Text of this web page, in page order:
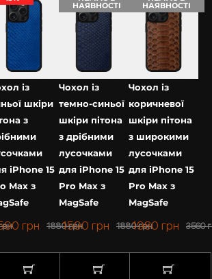
із
шкіри
з
iPhone 15
Max з
1880грн
грн
НАЯВНОСТІ
Чохол із
темно-синьої
шкіри пітона
з дрібними
лусочками
для iPhone 15
Pro Max з
MagSafe
1880грн
1590 грн
НАЯВНОСТІ
Чохол із
коричневої
шкіри пітона
з широкими
лусочками
для iPhone 15
Pro Max з
MagSafe
3560
1980 грн